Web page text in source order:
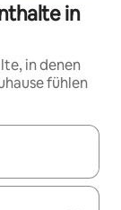
in
in denen
fühlen
den